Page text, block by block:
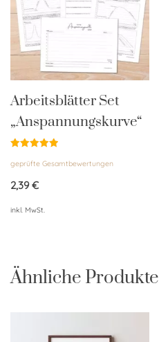
Arbeitsblätter Set
„Anspannungskurve“
mit
von 5
geprüfte Gesamtbewertungen
2,39€
inkl. MwSt.
Ähnliche Produkte